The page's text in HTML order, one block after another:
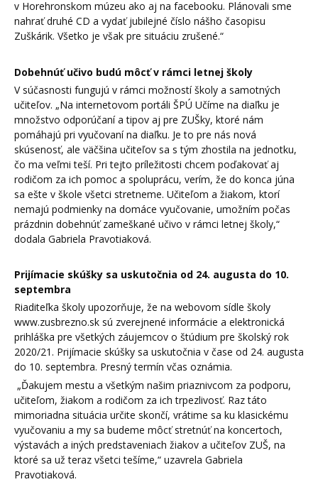
v Horehronskom múzeu ako aj na facebooku. Plánovali sme
nahrať druhé CD a vydať jubilejné číslo nášho časopisu
Zuškárik. Všetko je však pre situáciu zrušené.“
Dobehnúť učivo budú môcť v rámci letnej školy
V súčasnosti fungujú v rámci možností školy a samotných
učiteľov. „Na internetovom portáli ŠPÚ Učíme na diaľku je
množstvo odporúčaní a tipov aj pre ZUŠky, ktoré nám
pomáhajú pri vyučovaní na diaľku. Je to pre nás nová
skúsenosť, ale väčšina učiteľov sa s tým zhostila na jednotku,
čo ma veľmi teší. Pri tejto príležitosti chcem poďakovať aj
rodičom za ich pomoc a spoluprácu, verím, že do konca júna
sa ešte v škole všetci stretneme. Učiteľom a žiakom, ktorí
nemajú podmienky na domáce vyučovanie, umožním počas
prázdnin dobehnúť zameškané učivo v rámci letnej školy,“
dodala Gabriela Pravotiaková.
Prijímacie skúšky sa uskutočnia od 24. augusta do 10.
septembra
Riaditeľka školy upozorňuje, že na webovom sídle školy
www.zusbrezno.sk sú zverejnené informácie a elektronická
prihláška pre všetkých záujemcov o štúdium pre školský rok
2020/21. Prijímacie skúšky sa uskutočnia v čase od 24. augusta
do 10. septembra. Presný termín včas oznámia.
„Ďakujem mestu a všetkým našim priaznivcom za podporu,
učiteľom, žiakom a rodičom za ich trpezlivosť. Raz táto
mimoriadna situácia určite skončí, vrátime sa ku klasickému
vyučovaniu a my sa budeme môcť stretnúť na koncertoch,
výstavách a iných predstaveniach žiakov a učiteľov ZUŠ, na
ktoré sa už teraz všetci tešíme,“ uzavrela Gabriela
Pravotiaková.